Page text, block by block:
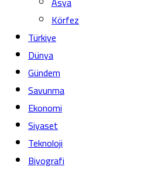
Körfez
Türkiye
Dünya
Gündem
Savunma
Ekonomi
Siyaset
Teknoloji
Biyografi